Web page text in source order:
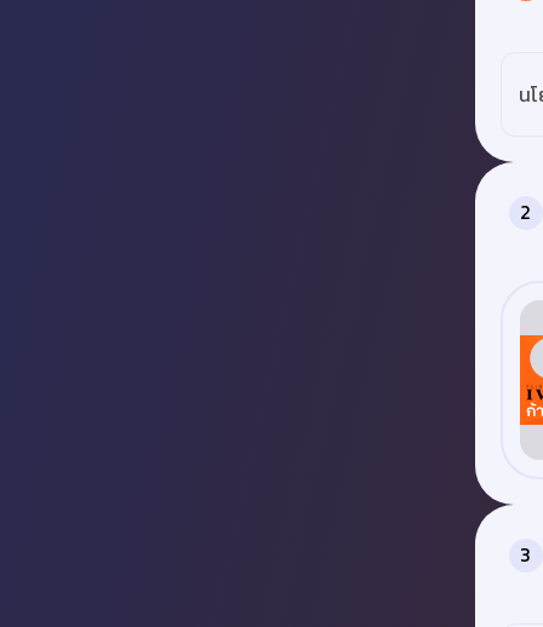
น
2
3